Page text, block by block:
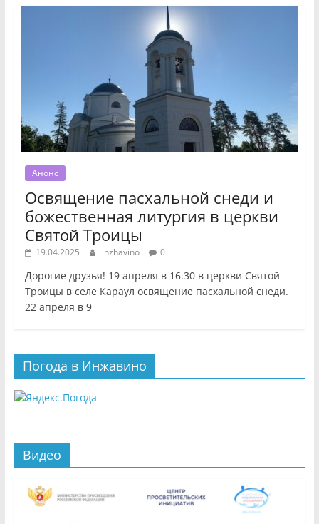
Анонс
Освящение пасхальной снеди и
божественная литургия в церкви
Святой Троицы
19.04.2025 inzhavino 0
Дорогие друзья! 19 апреля в 16.30 в церкви Святой
Троицы в селе Караул освящение пасхальной снеди.
22 апреля в 9
Погода в Инжавино
Видео